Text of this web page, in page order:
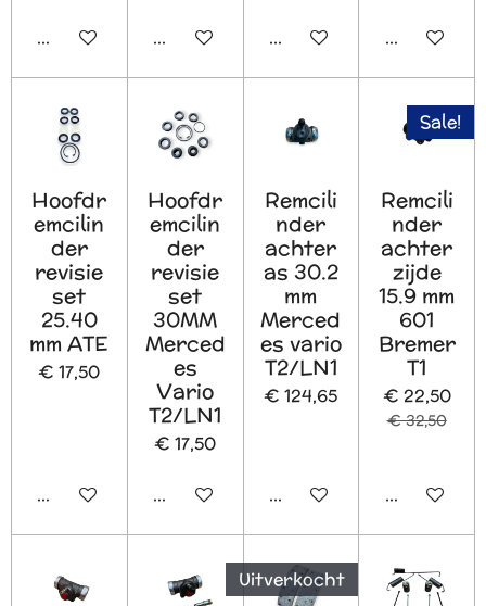
In winkelwagenIn winkelwagenIn winkelwagen
In
Hoofdr
emcilin
der
revisie
set
25.40
mm ATE
€ 17,50
In winkelwagen
Hoofdr
emcilin
der
revisie
set
30MM
Merced
es
Vario
T2/LN1
€ 17,50
In winkelwagen
Remcili
nder
achter
as 30.2
mm
Merced
es vario
T2/LN1
€ 124,65
In winkelwagen
Sale!
Remcili
nder
achter
zijde
15.9 mm
601
Bremer
T1
€ 22,50
€ 32,50
In
Uitverkocht